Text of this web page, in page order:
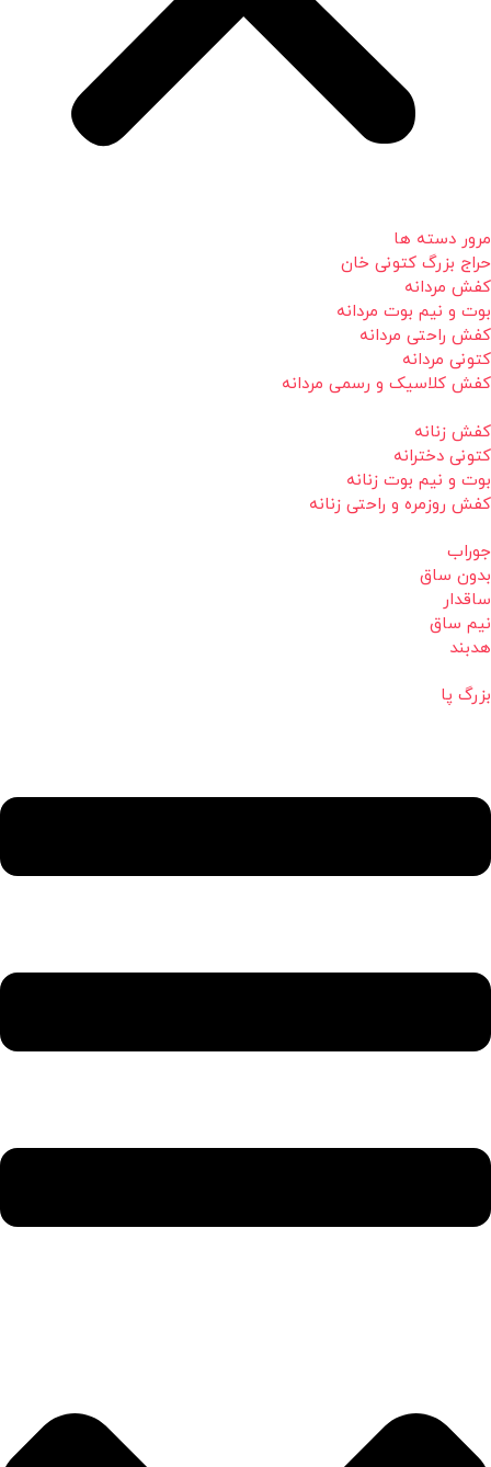
مرور دسته ها
حراج بزرگ کتونی خان
کفش مردانه
بوت و نیم بوت مردانه
کفش راحتی مردانه
کتونی مردانه
کفش کلاسیک و رسمی مردانه
کفش زنانه
کتونی دخترانه
بوت و نیم بوت زنانه
کفش روزمره و راحتی زنانه
جوراب
بدون ساق
ساقدار
نیم ساق
هدبند
بزرگ پا